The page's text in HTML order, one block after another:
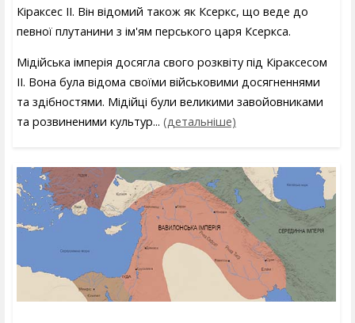
Кіраксес II. Він відомий також як Ксеркс, що веде до
певної плутанини з ім'ям перського царя Ксеркса.
Мідійська імперія досягла свого розквіту під Кіраксесом
II. Вона була відома своїми військовими досягненнями
та здібностями. Мідійці були великими завойовниками
та розвиненими культур... (детальніше)